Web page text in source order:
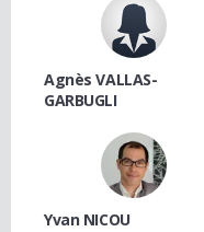
Agnès VALLAS-
GARBUGLI
Yvan NICOU